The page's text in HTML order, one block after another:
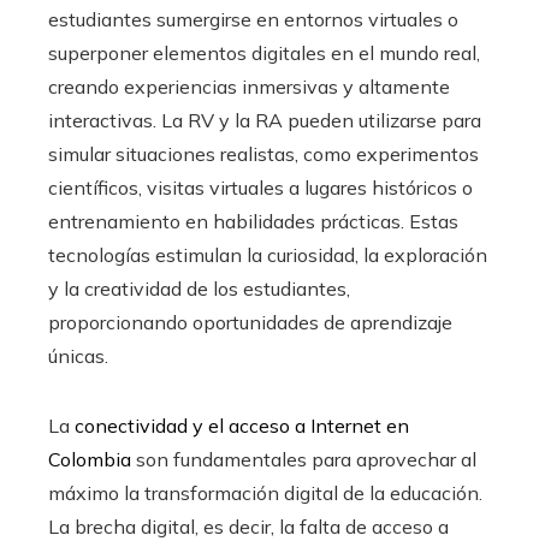
estudiantes sumergirse en entornos virtuales o
superponer elementos digitales en el mundo real,
creando experiencias inmersivas y altamente
interactivas. La RV y la RA pueden utilizarse para
simular situaciones realistas, como experimentos
científicos, visitas virtuales a lugares históricos o
entrenamiento en habilidades prácticas. Estas
tecnologías estimulan la curiosidad, la exploración
y la creatividad de los estudiantes,
proporcionando oportunidades de aprendizaje
únicas.
La conectividad y el acceso a Internet en
Colombia son fundamentales para aprovechar al
máximo la transformación digital de la educación.
La brecha digital, es decir, la falta de acceso a